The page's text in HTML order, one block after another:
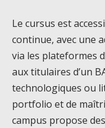
Le cursus est
continue, avec une
via les plateformes
aux titulaires d’un
technologiques ou
portfolio et de
campus propose